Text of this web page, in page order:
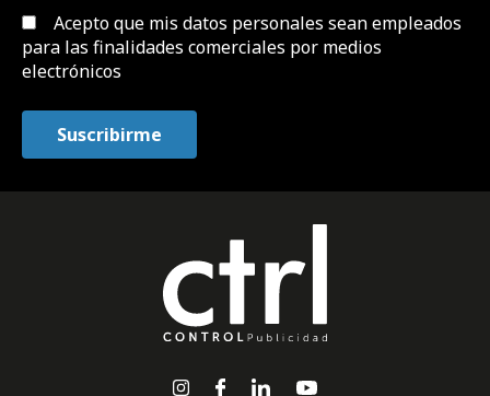
Acepto que mis datos personales sean empleados
para las finalidades comerciales por medios
electrónicos